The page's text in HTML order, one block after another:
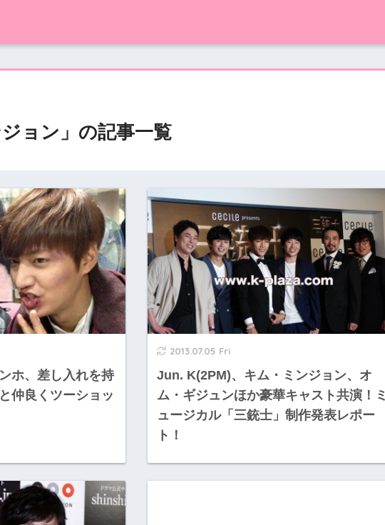
ジョン」の記事一覧
ホ、差し入れを持
仲良くツーショッ
2013.07.05 Fri
Jun. K(2PM)、キム・ミンジョン、オ
ム・ギジュンほか豪華キャスト共演！ミ
ュージカル「三銃士」制作発表レポー
ト！